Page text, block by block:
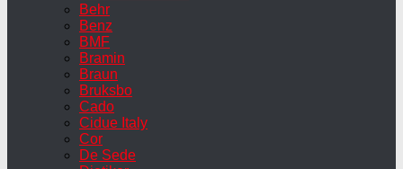
Behr
Benz
BMF
Bramin
Braun
Bruksbo
Cado
Cidue Italy
Cor
De Sede